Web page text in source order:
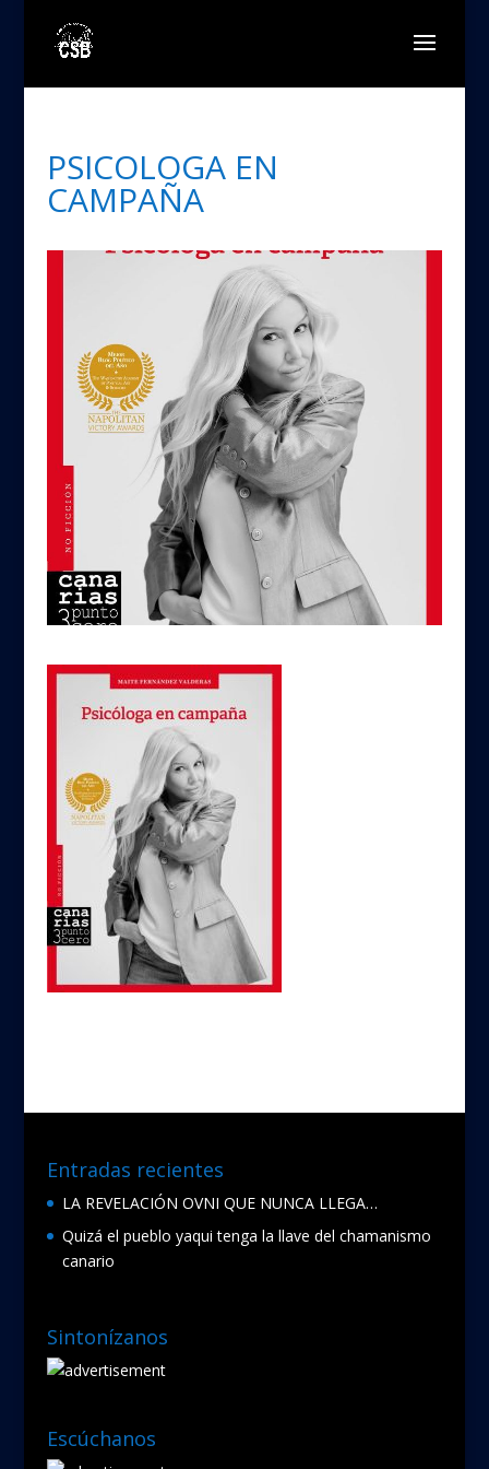
PSICOLOGA EN
CAMPAÑA
Entradas recientes
LA REVELACIÓN OVNI QUE NUNCA LLEGA…
Quizá el pueblo yaqui tenga la llave del chamanismo
canario
Sintonízanos
Escúchanos